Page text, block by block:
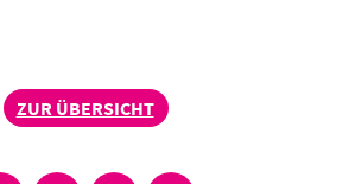
ZUR ÜBERSICHT